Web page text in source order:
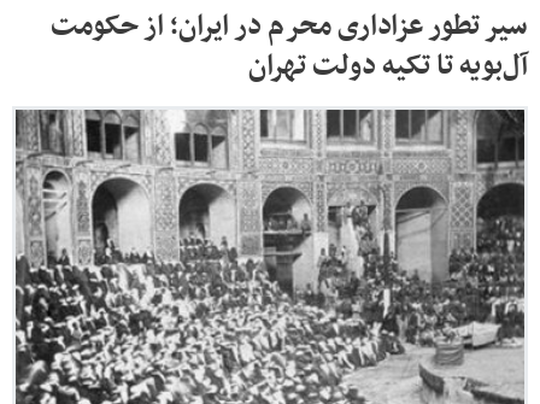
سیر تطور عزاداری محرم در ایران؛ از حکومت
آل‌بویه تا تکیه دولت تهران